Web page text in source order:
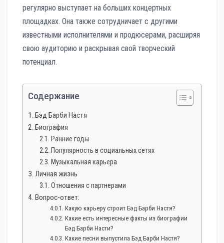
регулярно выступает на больших концертных
площадках. Она также сотрудничает с другими
известными исполнителями и продюсерами, расширяя
свою аудиторию и раскрывая свой творческий
потенциал.
Содержание
Бэд Барби Настя
Биография
Ранние годы
Популярность в социальных сетях
Музыкальная карьера
Личная жизнь
Отношения с партнерами
Вопрос-ответ:
Какую карьеру строит Бэд Барби Настя?
Какие есть интересные факты из биографии
Бэд Барби Насти?
Какие песни выпустила Бэд Барби Настя?